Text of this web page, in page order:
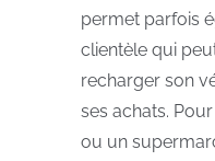
permet parfois
clientèle qui
recharger son
ses achats.
ou un